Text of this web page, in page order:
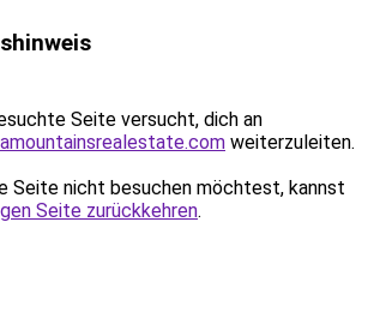
Seite versucht, dich an
weiterzuleiten.
Seite nicht besuchen möchtest, kannst
Seite zurückkehren.